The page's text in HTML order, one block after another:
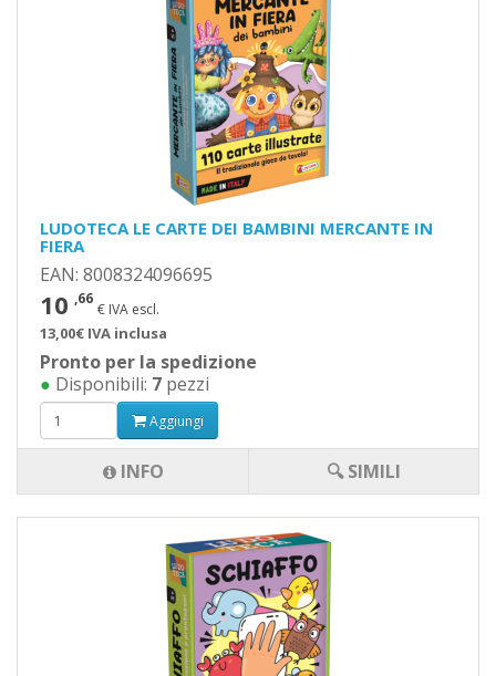
LUDOTECA LE CARTE DEI BAMBINI MERCANTE IN
FIERA
EAN: 8008324096695
10 ,66
€ IVA escl.
13,00€ IVA inclusa
Pronto per la spedizione
● Disponibili: 7 pezzi
Aggiungi
INFO 🔍 SIMILI